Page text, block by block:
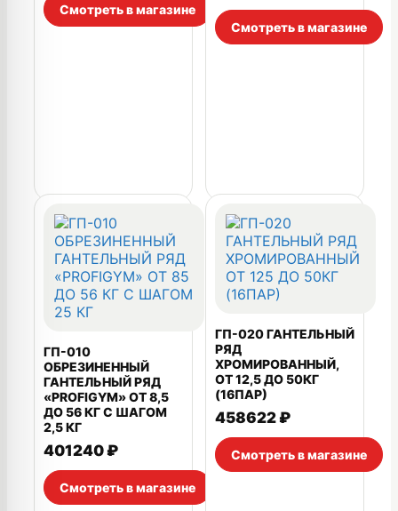
Смотреть в магазине
Смотреть в магазине
ГП-010
ОБРЕЗИНЕННЫЙ
ГАНТЕЛЬНЫЙ РЯД
«PROFIGYM» ОТ 8,5
ДО 56 КГ С ШАГОМ
2,5 КГ
401240₽
Смотреть в магазине
ГП-020 ГАНТЕЛЬНЫЙ
РЯД
ХРОМИРОВАННЫЙ,
ОТ 12,5 ДО 50КГ
(16ПАР)
458622₽
Смотреть в магазине